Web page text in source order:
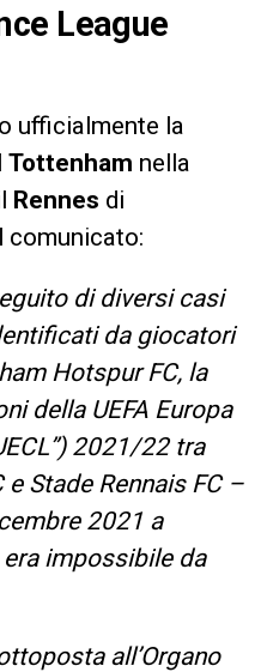
League
ufficialmente la
Tottenham nella
Rennes di
comunicato:
di diversi casi
da giocatori
Hotspur FC, la
della UEFA Europa
2021/22 tra
Stade Rennais FC –
2021 a
impossibile da
all’Organo